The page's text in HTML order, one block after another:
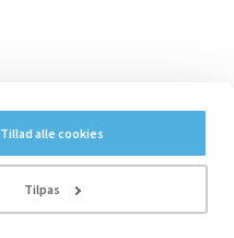
Tillad alle cookies
Tilpas